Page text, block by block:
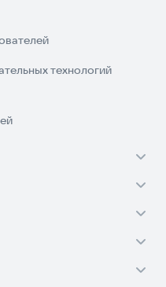
технологий